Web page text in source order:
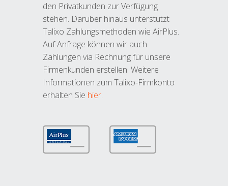
den Privatkunden zur Verfügung
stehen. Darüber hinaus unterstützt
Talixo Zahlungsmethoden wie AirPlus.
Auf Anfrage können wir auch
Zahlungen via Rechnung für unsere
Firmenkunden erstellen. Weitere
Informationen zum Talixo-Firmkonto
erhalten Sie hier.